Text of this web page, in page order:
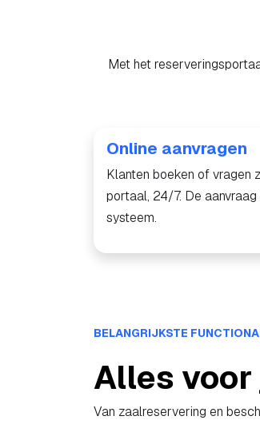
Met het
Online aanvragen
Klanten boeken of vragen
portaal, 24/7. De
systeem.
BELANGRIJKSTE
Alles
Van zaalreservering en